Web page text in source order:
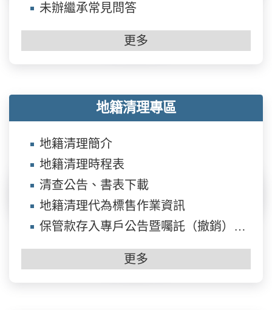
未辦繼承常見問答
更多
地籍清理專區
地籍清理簡介
地籍清理時程表
清查公告、書表下載
地籍清理代為標售作業資訊
保管款存入專戶公告暨囑託（撤銷）國有登記公告資訊
更多